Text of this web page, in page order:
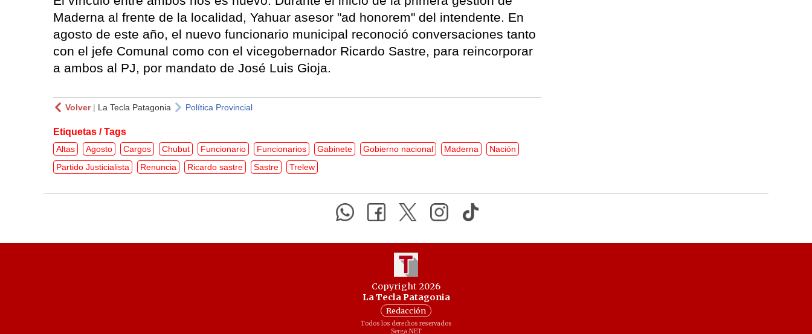
Maderna al frente de la localidad, Yahuar asesor "ad honorem" del intendente. En
agosto de este año, el nuevo funcionario municipal reconoció conversaciones tanto
con el jefe Comunal como con el vicegobernador Ricardo Sastre, para reincorporar
a ambos al PJ, por mandato de José Luis Gioja.
Volver| La Tecla Patagonia Política Provincial
Etiquetas / Tags
Altas Agosto Cargos Chubut Funcionario Funcionarios Gabinete Gobierno nacional Maderna
Nación
Partido Justicialista
Renuncia Ricardo sastre Sastre Trelew
Copyright 2026
La Tecla Patagonia
Redacción
Todos los derechos reservados
Serga.NET